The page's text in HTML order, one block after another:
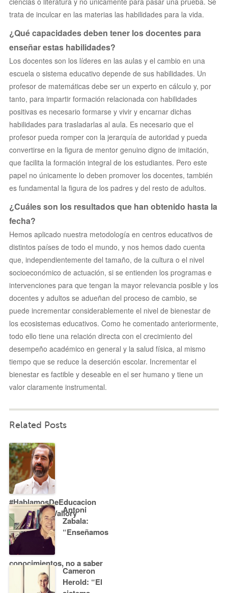
trata de inculcar en las materias las habilidades para la vida.
¿Qué capacidades deben tener los docentes para
enseñar estas habilidades?
Los docentes son los líderes en las aulas y el cambio en una
escuela o sistema educativo depende de sus habilidades. Un
profesor de matemáticas debe ser un experto en cálculo y, por
tanto, para impartir formación relacionada con habilidades
positivas es necesario formarse y vivir y encarnar dichas
habilidades para trasladarlas al aula. Es necesario que el
profesor pueda romper con la jerarquía de autoridad y pueda
convertirse en la figura de mentor genuino digno de imitación,
que facilita la formación integral de los estudiantes. Pero este
papel no únicamente lo deben promover los docentes, también
es fundamental la figura de los padres y del resto de adultos.
¿Cuáles son los resultados que han obtenido hasta la
fecha?
Hemos aplicado nuestra metodología en centros educativos de
distintos países de todo el mundo, y nos hemos dado cuenta
que, independientemente del tamaño, de la cultura o el nivel
socioeconómico de actuación, si se entienden los programas e
intervenciones para que tengan la mayor relevancia posible y los
docentes y adultos se adueñan del proceso de cambio, se
puede incrementar considerablemente el nivel de bienestar de
los ecosistemas educativos. Como he comentado anteriormente,
todo ello tiene una relación directa con el crecimiento del
desempeño académico en general y la salud física, al mismo
tiempo que se reduce la deserción escolar. Incrementar el
bienestar es factible y deseable en el ser humano y tiene un
valor claramente instrumental.
Related Posts
#HablamosDeEducacion
con Eduard Vallory
Antoni
Zabala:
“Enseñamos
conocimientos, no a saber
hacer“
Cameron
Herold: “El